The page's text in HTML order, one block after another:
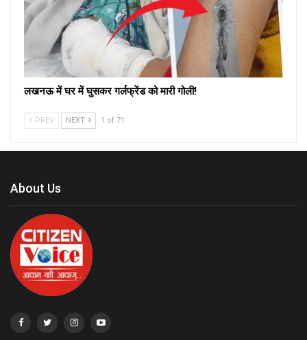
लखनऊ में घर में घुसकर गर्लफ्रेंड को मारी गोली!
PREV NEXT 1 of 71
About Us